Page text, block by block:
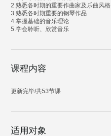
2.熟悉各时期的重要作曲家及乐曲风格
3.熟悉各时期重要的钢琴作品
4.掌握基础的音乐理论
5.学会聆听、欣赏音乐
课程内容
更新完毕/共53节课
适用对象